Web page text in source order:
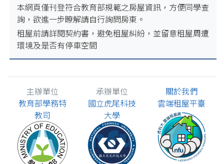
本網頁僅刊登符合教育部規範之房屋資訊，方便同學查
詢，欲進一步瞭解請自行詢問房東。
租屋前請詳閱契約書，避免租屋糾紛，並留意租屋周遭
環境及是否有停車空間
主辦單位
教育部學務特
教司
承辦單位
國立虎尾科技
大學
關於我們
雲端租屋平臺